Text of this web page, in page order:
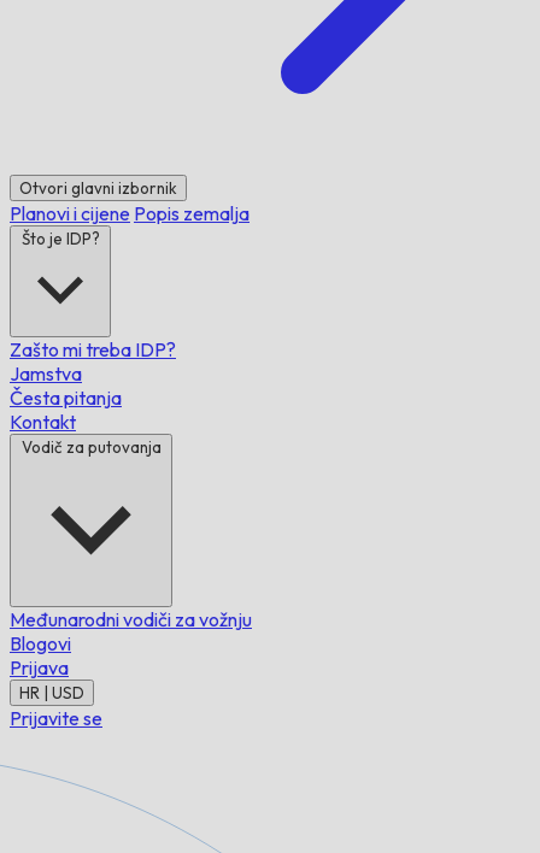
Otvori glavni izbornik
Planovi i cijene Popis zemalja
Što je IDP?
Zašto mi treba IDP?
Jamstva
Česta pitanja
Kontakt
Vodič za putovanja
Međunarodni vodiči za vožnju
Blogovi
Prijava
HR | USD
Prijavite se